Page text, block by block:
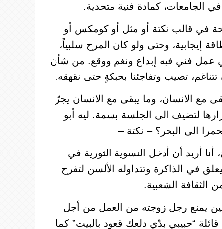
في الجامعات، كمادة فنية متحدية.
في قالب نكتة أو مثل أو كومكس أو
إيجابية، وحتى ولو كان المرح سلبياً،
فني فيه إبداع ونغم ووقع. من شأن
تتناغم، تصيب وتفاجئنا بحبكةٍ حتى نقهقه.
مع الانسان، وما يبقى مع الانسان يجرّ
لتضيف الى الجلسة بسمة. ليه أبو
الى البحر؟ – نكتة –
أنا أريد أن أدخل النسوية الثورية في
في الذاكرة وتتداوله الألسن لتفرح
الشعبية.
يمنع رجل زوجته من العمل من أجل
قائلة “حبيبي بدّي دلعك قعود بالبيت” كما